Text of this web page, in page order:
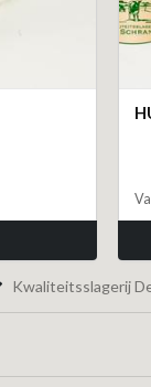
Kwaliteitsslagerij